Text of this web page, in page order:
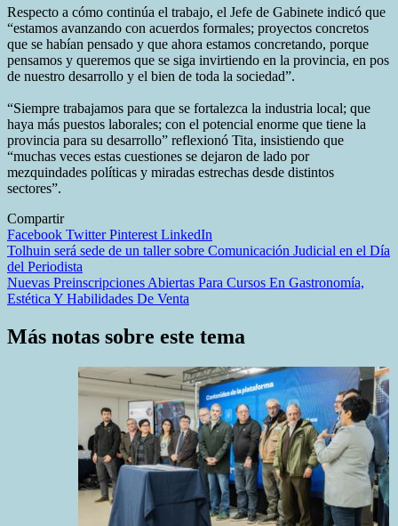
Respecto a cómo continúa el trabajo, el Jefe de Gabinete indicó que
“estamos avanzando con acuerdos formales; proyectos concretos
que se habían pensado y que ahora estamos concretando, porque
pensamos y queremos que se siga invirtiendo en la provincia, en pos
de nuestro desarrollo y el bien de toda la sociedad”.
“Siempre trabajamos para que se fortalezca la industria local; que
haya más puestos laborales; con el potencial enorme que tiene la
provincia para su desarrollo” reflexionó Tita, insistiendo que
“muchas veces estas cuestiones se dejaron de lado por
mezquindades políticas y miradas estrechas desde distintos
sectores”.
Compartir
Facebook TwitterPinterest LinkedIn
Navegación
de
entradas
Tolhuin será sede de un taller sobre Comunicación Judicial en el Día
del Periodista
Nuevas Preinscripciones Abiertas Para Cursos En Gastronomía,
Estética Y Habilidades De Venta
Más notas sobre este tema